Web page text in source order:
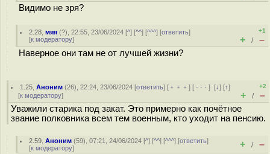
Видимо не зря?
2.28 ,мяя (?), 22:55, 23/06/2024 [^] [^^] [^^^] [ответить]
[к модератору]
+1
+ / –
Наверное они там не от лучшей жизни?
1.25 ,Аноним (26), 22:24, 23/06/2024 [ответить] [ ﹢﹢﹢] [ · · ·][↓] [↑]
[к модератору]
+2
+ / –
Уважили старика под закат. Это примерно как почётное
звание полковника всем тем военным, кто уходит на пенсию.
2.59 ,Аноним (59), 07:21, 24/06/2024 [^] [^^] [^^^] [ответить]
[к модератору] + / –